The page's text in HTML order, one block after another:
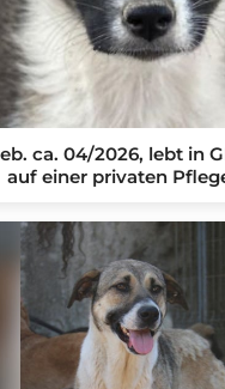
ca. 04/2026, lebt in
auf einer privaten